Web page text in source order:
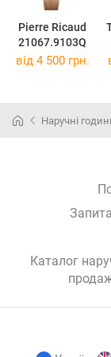
Pierre Ricaud
21067.9103Q
від 4 500 грн.
Наручні
Каталог